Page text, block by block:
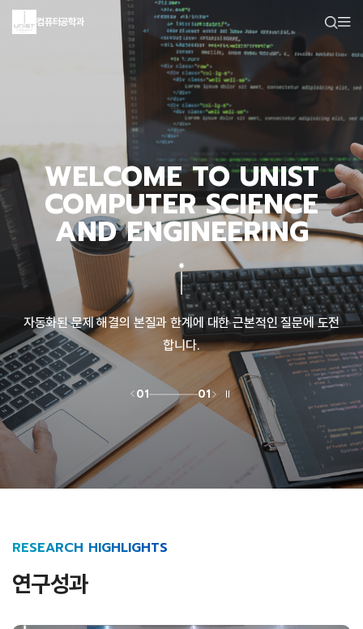
컴퓨터공학과
WELCOME TO UNIST
COMPUTER SCIENCE
AND ENGINEERING
자동화된 문제 해결의 본질과 한계에 대한 근본적인 질문에 도전
합니다.
01 01
RESEARCH HIGHLIGHTS
연구성과